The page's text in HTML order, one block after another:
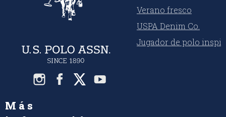
Verano fresco
USPA Denim Co.
Jugador de polo
Más